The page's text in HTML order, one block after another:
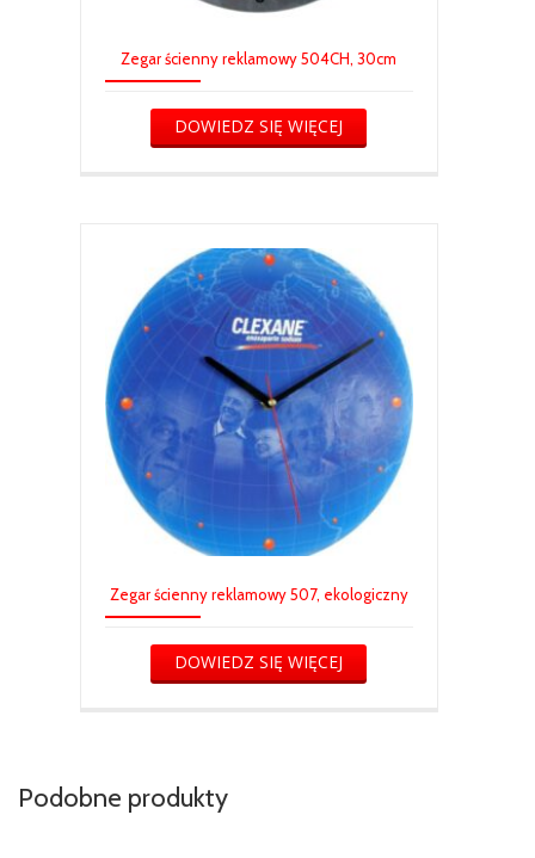
Zegar ścienny reklamowy 504CH, 30cm
DOWIEDZ SIĘ WIĘCEJ
Zegar ścienny reklamowy 507, ekologiczny
DOWIEDZ SIĘ WIĘCEJ
Podobne produkty